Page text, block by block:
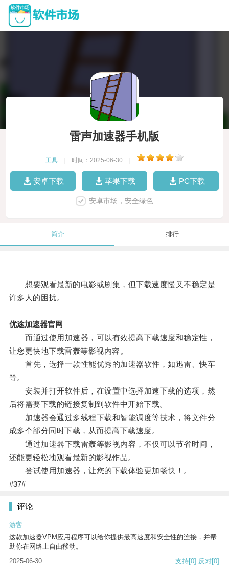
雷声加速器手机版
工具 时间：2025-06-30
安卓下载 苹果下载 PC下载
安卓市场，安全绿色
简介 排行
想要观看最新的电影或剧集，但下载速度慢又不稳定是
许多人的困扰。
优途加速器官网
而通过使用加速器，可以有效提高下载速度和稳定性，
让您更快地下载雷轰等影视内容。
首先，选择一款性能优秀的加速器软件，如迅雷、快车
等。
安装并打开软件后，在设置中选择加速下载的选项，然
后将需要下载的链接复制到软件中开始下载。
加速器会通过多线程下载和智能调度等技术，将文件分
成多个部分同时下载，从而提高下载速度。
通过加速器下载雷轰等影视内容，不仅可以节省时间，
还能更轻松地观看最新的影视作品。
尝试使用加速器，让您的下载体验更加畅快！。
#37#
评论
游客
这款加速器VPM应用程序可以给你提供最高速度和安全性的连接，并帮
助你在网络上自由移动。
2025-06-30
支持[0] 反对[0]